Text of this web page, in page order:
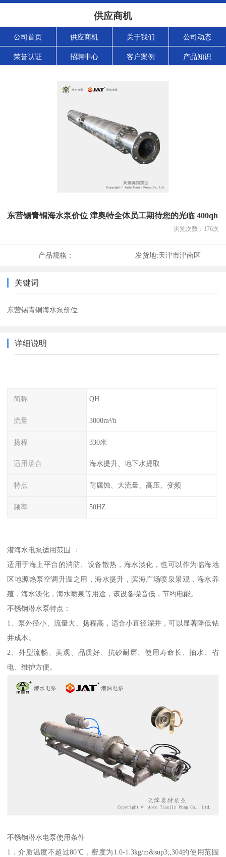
供应商机
公司首页 供应商机 关于我们 公司动态
荣誉认证 招聘中心 客户案例 产品知识
东营锡青铜海水泵价位 津奥特全体员工期待您的光临 400qh
浏览次数： 176次
产品规格： 发货地:天津市津南区
关键词
东营锡青铜海水泵价位
详细说明
简称 QH
流量 3000m³/h
扬程 330米
适用场合 海水提升、地下水提取
特点 耐腐蚀、大流量、高压、变频
频率 50HZ
潜海水电泵适用范围 ：
适用于海上平台的消防、设备散热，海水淡化，也可以作为临海地
区地源热泵空调升温之用，海水提升，滨海广场喷泉景观，海水养
殖，海水淡化，海水喷泉等用途，该设备噪音低，节约电能。
不锈钢潜水泵特点：
1、泵外径小、流量大、扬程高，适合小直径深井，可以显著降低钻
井成本。
2、外型流畅、美观、品质好、抗砂耐磨、使用寿命长、抽水、省
电、维护方便。
不锈钢潜水电泵使用条件
1．介质温度不超过80℃，密度为1.0-1.3kg/m&sup3;,304的使用范围